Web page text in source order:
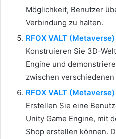
Möglichkeit, Benutzer
Verbindung zu halten.
RFOX VALT
Konstruieren Sie 3D-
Engine und
zwischen
RFOX VALT
Erstellen Sie eine
Unity Game Engine, mit
Shop erstellen können.